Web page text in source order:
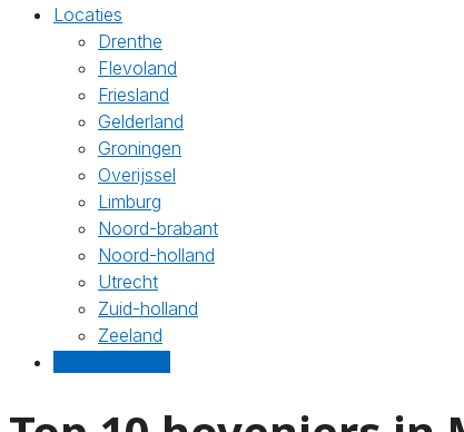
Locaties
Drenthe
Flevoland
Friesland
Gelderland
Groningen
Overijssel
Limburg
Noord-brabant
Noord-holland
Utrecht
Zuid-holland
Zeeland